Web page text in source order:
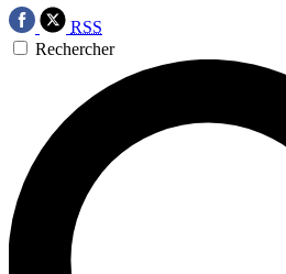
RSS
Rechercher